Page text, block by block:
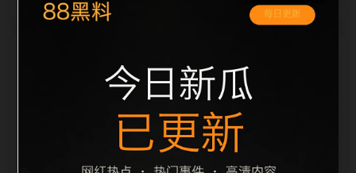
之间识别一致主题。后续每日采集时，建议继续执行远
程图片本地化、坏图默认图兜底、标题去重和
description 长度过滤。如果同一主题下有多个相近页
面，应通过不同角度补充事件背景、访问场景、相关问